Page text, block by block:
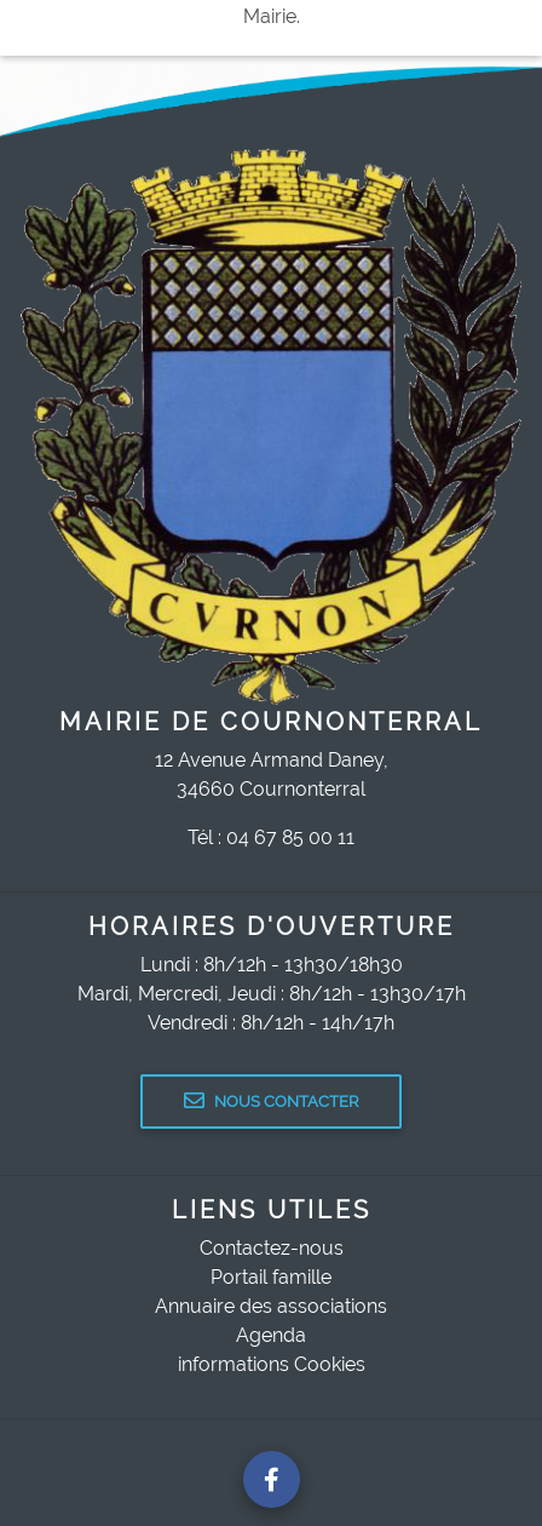
Mairie.
MAIRIE DE COURNONTERRAL
12 Avenue Armand Daney,
34660 Cournonterral
Tél : 04 67 85 00 11
HORAIRES D'OUVERTURE
Lundi : 8h/12h - 13h30/18h30
Mardi, Mercredi, Jeudi : 8h/12h - 13h30/17h
Vendredi : 8h/12h - 14h/17h
NOUS CONTACTER
LIENS UTILES
Contactez-nous
Portail famille
Annuaire des associations
Agenda
informations Cookies